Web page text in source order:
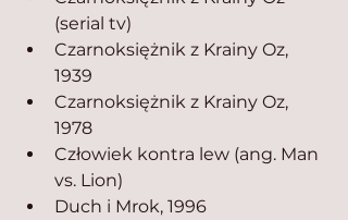
(serial tv)
Czarnoksiężnik z Krainy Oz,
1939
Czarnoksiężnik z Krainy Oz,
1978
Człowiek kontra lew (ang. Man
vs. Lion)
Duch i Mrok, 1996